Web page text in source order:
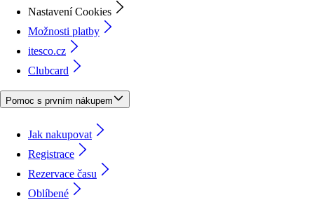
Nastavení Cookies
Možnosti platby
itesco.cz
Clubcard
Pomoc s prvním nákupem
Jak nakupovat
Registrace
Rezervace času
Oblíbené